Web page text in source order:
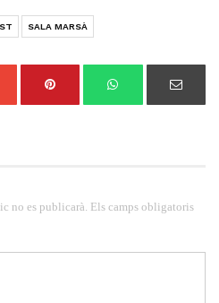
SALA MARSÀ
no es publicarà. Els camps obligatoris